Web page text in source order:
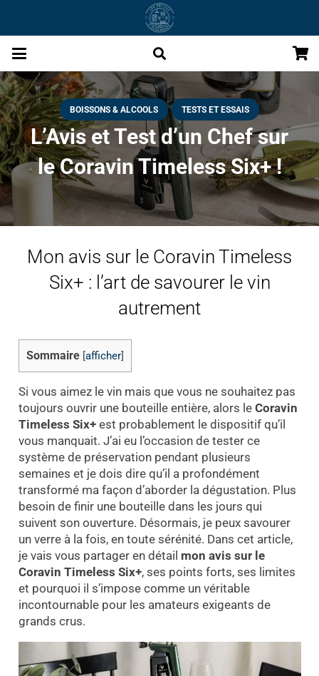
BOISSONS & ALCOOLS TESTS ET ESSAIS
L’Avis et Test d’un Chef sur
le Coravin Timeless Six+ !
Mon avis sur le Coravin Timeless
Six+ : l’art de savourer le vin
autrement
Sommaire afficher]
Si vous aimez le vin mais que vous ne souhaitez pas
toujours ouvrir une bouteille entière, alors le Coravin
Timeless Six+est probablement le dispositif qu’il
vous manquait. J’ai eu l’occasion de tester ce
système de préservation pendant plusieurs
semaines et je dois dire qu’il a profondément
transformé ma façon d’aborder la dégustation. Plus
besoin de finir une bouteille dans les jours qui
suivent son ouverture. Désormais, je peux savourer
un verre à la fois, en toute sérénité. Dans cet article,
je vais vous partager en détail mon avis sur le
Coravin Timeless Six+, ses points forts, ses limites
et pourquoi il s’impose comme un véritable
incontournable pour les amateurs exigeants de
grands crus.